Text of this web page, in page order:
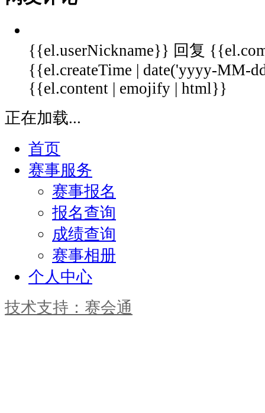
{{el.userNickname}} 回复
{{el.createTime | date('yyyy-MM-
{{el.content | emojify | html}}
正在加载...
首页
赛事服务
赛事报名
报名查询
成绩查询
赛事相册
个人中心
技术支持：赛会通